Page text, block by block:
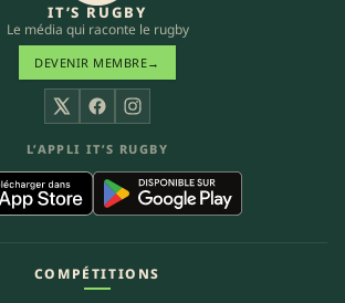
IT’S RUGBY
Le média qui raconte le rugby
DEVENIR MEMBRE→
X FacebookInstagram
L’APPLI IT’S RUGBY
COMPÉTITIONS